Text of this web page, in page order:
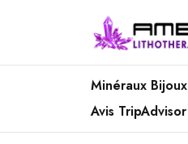
Minéraux Bijoux
Avis TripAdvisor